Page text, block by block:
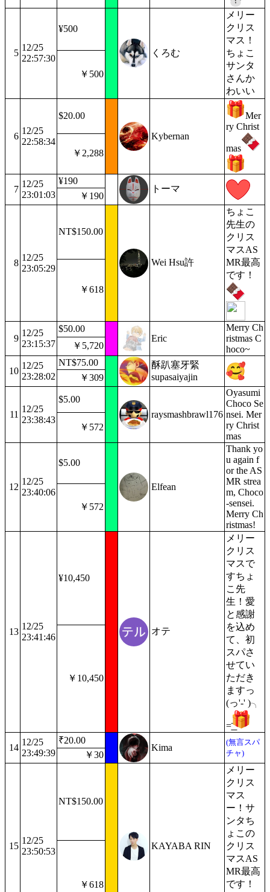
5
12/25
22:57:30
¥500
くろむ
メリー
クリス
マス！
ちょこ
サンタ
さんか
わいい
￥500
6
12/25
22:58:34
$20.00
Kybernan
Mer
ry Christ
mas
￥2,288
7
12/25
23:01:03
¥190
トーマ
￥190
8
12/25
23:05:29
NT$150.00
Wei Hsu許
ちょこ
先生の
クリス
マスAS
MR最高
です！
￥618
9
12/25
23:15:37
$50.00
Eric
Merry Ch
ristmas C
hoco~
￥5,720
10
12/25
23:28:02
NT$75.00
酥趴塞牙緊
supasaiyajin
￥309
11
12/25
23:38:43
$5.00
raysmashbrawl176
Oyasumi
Choco Se
nsei. Mer
ry Christ
mas
￥572
12
12/25
23:40:06
$5.00
Elfean
Thank yo
u again f
or the AS
MR strea
m, Choco
-sensei.
Merry Ch
ristmas!
￥572
13
12/25
23:41:46
¥10,450
オテ
メリー
クリス
マスで
すちょ
こ先
生！愛
と感謝
を込め
て、初
スパさ
せてい
ただき
ますっ
(っ'-' )╮
=͟͟͞
￥10,450
14
12/25
23:49:39
₹20.00
Kima
(無言スパ
チャ)
￥30
15
12/25
23:50:53
NT$150.00
KAYABA RIN
メリー
クリス
マス
ー！サ
ンタち
ょこの
クリス
マスAS
MR最高
です！
￥618